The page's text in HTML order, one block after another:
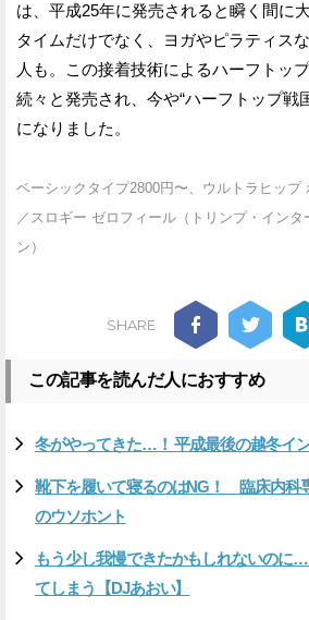
は、平成25年に発売されると瞬く間に
タイムだけでなく、ヨガやピラティス
人も。この接着技術によるハーフトッ
続々と発売され、今や“ハーフトップ戦
になりました。
ベーシックタイプ2800円〜、ウルトラヒップ
／スロギー ゼロフィール（トリンプ・イン
ン）
SHARE
この記事を読んだ人におすすめ
冬がやってきた…！ 平成最後の越冬イ
靴下を履いて寝るのはNG！ 臨床内科
のウソホント
もう少し我慢できたかもしれないのに
てしまう【DJあおい】